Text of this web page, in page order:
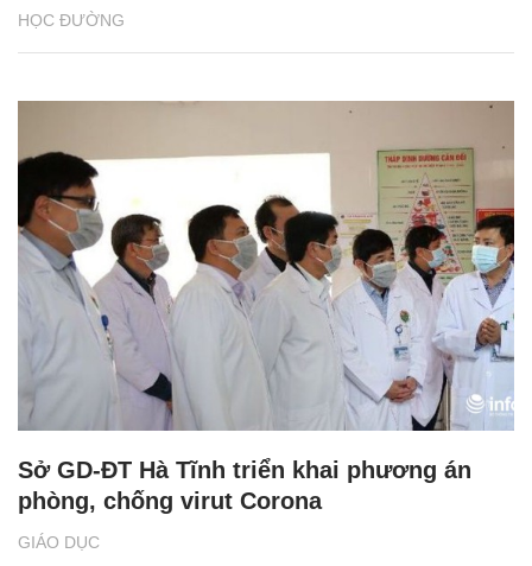
HỌC ĐƯỜNG
GIÁO DỤC
Sở GD-ĐT Hà Tĩnh triển khai phương án
phòng, chống virut Corona